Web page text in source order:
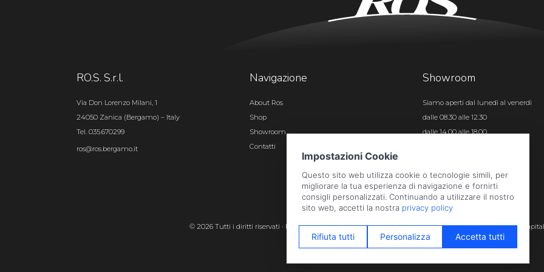
RO.S. S.r.l.
Via Don Lorenzo Milani, 1
24050 Zanica (Bergamo) – Italy
Tel. 035.670299
ros@ros.bergamo.it
Navigazione
About Ros
Shop
Showroom
Contatti
Showroom
Siamo aperti dal lunedì al venerdì
dalle 08.30 alle 12.30
dalle 14.00 alle 18.00
© 2026 Tutti i diritti riservati · P.iva e c.f. 01496180165 · Iscr. registro imprese di Bergamo n. 01496180165 ·